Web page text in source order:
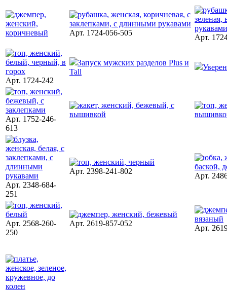
Арт. 1724-056-505
Арт.
Арт. 1724-242
Запуск мужских разделов Plus и
Tall
Арт. 1752-246-
613
Арт. 2348-684-
251
Арт. 2398-241-802
Арт.
Арт. 2568-260-
250
Арт. 2619-857-052
Арт.